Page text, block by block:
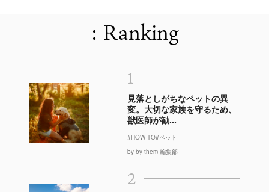
: Ranking
1
見落としがちなペットの異
変。大切な家族を守るため、
獣医師が勧...
#HOW TO#ペット
by by them 編集部
2